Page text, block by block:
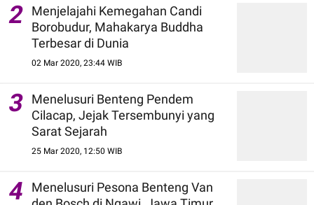
2
Menjelajahi Kemegahan Candi
Borobudur, Mahakarya Buddha
Terbesar di Dunia
02 Mar 2020, 23:44 WIB
3
Menelusuri Benteng Pendem
Cilacap, Jejak Tersembunyi yang
Sarat Sejarah
25 Mar 2020, 12:50 WIB
4
Menelusuri Pesona Benteng Van